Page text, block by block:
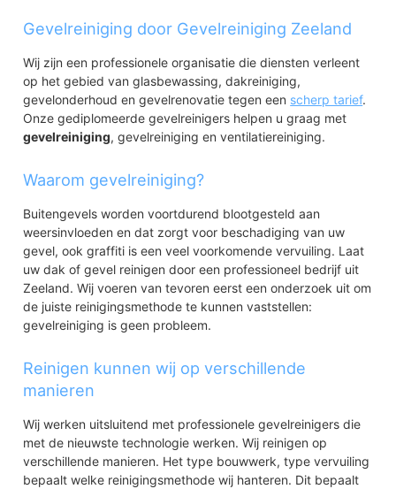
Oud-Vossemeer
Gevelreiniging door Gevelreiniging Zeeland
Wij zijn een professionele organisatie die diensten verleent
op het gebied van glasbewassing, dakreiniging,
gevelonderhoud en gevelrenovatie tegen een scherp tarief.
Onze gediplomeerde gevelreinigers helpen u graag met
gevelreiniging, gevelreiniging en ventilatiereiniging.
Waarom gevelreiniging?
Buitengevels worden voortdurend blootgesteld aan
weersinvloeden en dat zorgt voor beschadiging van uw
gevel, ook graffiti is een veel voorkomende vervuiling. Laat
uw dak of gevel reinigen door een professioneel bedrijf uit
Zeeland. Wij voeren van tevoren eerst een onderzoek uit om
de juiste reinigingsmethode te kunnen vaststellen:
gevelreiniging is geen probleem.
Reinigen kunnen wij op verschillende
manieren
Wij werken uitsluitend met professionele gevelreinigers die
met de nieuwste technologie werken. Wij reinigen op
verschillende manieren. Het type bouwwerk, type vervuiling
bepaalt welke reinigingsmethode wij hanteren. Dit bepaalt